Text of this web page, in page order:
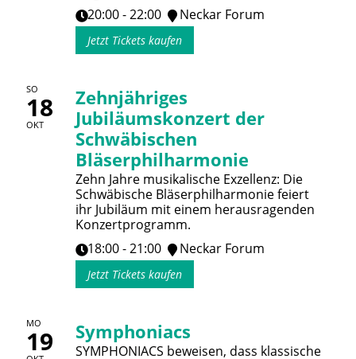
20:00 - 22:00
Neckar Forum
Jetzt Tickets kaufen
SO
18
OKT
Zehnjähriges
Jubiläumskonzert der
Schwäbischen
Bläserphilharmonie
Zehn Jahre musikalische Exzellenz: Die
Schwäbische Bläserphilharmonie feiert
ihr Jubiläum mit einem herausragenden
Konzertprogramm.
18:00 - 21:00
Neckar Forum
Jetzt Tickets kaufen
MO
19 Symphoniacs
SYMPHONIACS beweisen, dass klassische